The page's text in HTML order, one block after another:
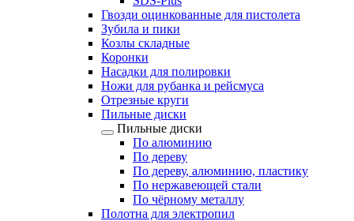
Гвозди оцинкованные для пистолета
Зубила и пики
Козлы складные
Коронки
Насадки для полировки
Ножи для рубанка и рейсмуса
Отрезные круги
Пильные диски
Пильные диски
По алюминию
По дереву
По дереву, алюминию, пластику
По нержавеющей стали
По чёрному металлу
Полотна для электропил